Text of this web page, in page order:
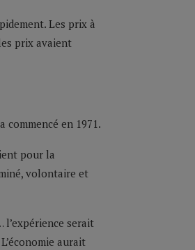
Les prix à
prix avaient
commencé en 1971.
pour la
volontaire et
l’expérience serait
aurait